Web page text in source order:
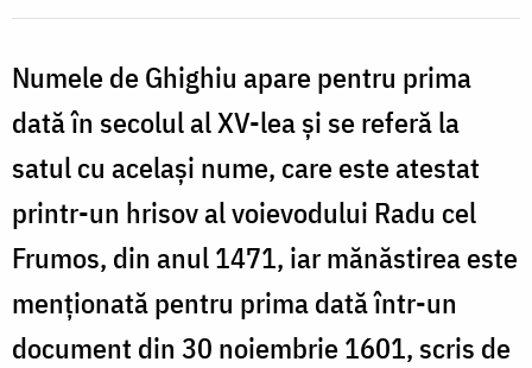
Numele de Ghighiu apare pentru prima
dată în secolul al XV-lea şi se referă la
satul cu acelaşi nume, care este atestat
printr-un hrisov al voievodului Radu cel
Frumos, din anul 1471, iar mănăstirea este
menţionată pentru prima dată într-un
document din 30 noiembrie 1601, scris de